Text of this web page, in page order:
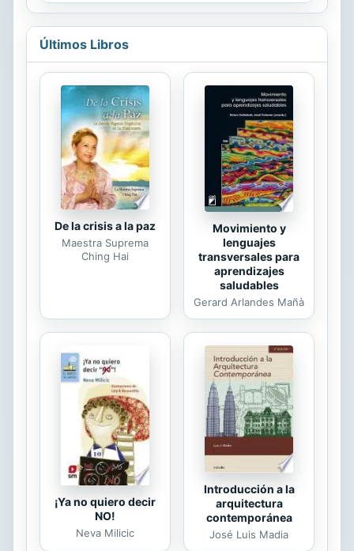
abstracto. A juicio de Aicher,
anteponer lo abstracto a lo concreto
crea una falsa jerarquia, un orden,
que es fatal para la cultura. Lo digital,
abstracto, no es mas elevado, mayor
o mas importante que lo analogico,
concreto. Otl Aicher, co-fundador de
la ya legendaria escuela de Ulm, es
uno de los representantes
sobresalientes del diseno moderno.
Entre sus...
Últimos Libros
De la crisis a la paz
Maestra Suprema
Ching Hai
Movimiento y
lenguajes
transversales para
aprendizajes
saludables
Gerard Arlandes Mañà
¡Ya no quiero decir
NO!
Neva Milicic
Introducción a la
arquitectura
contemporánea
José Luis Madia